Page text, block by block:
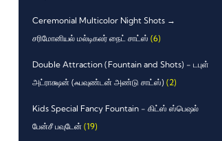
Ceremonial Multicolor Night Shots →
சரிமோனியல் மல்டிகலர் நைட் சாட்ஸ் (6)
Double Attraction (Fountain and Shots) - டபுள்
அட்ராக்ஷன் (ஃபவுண்டன் அண்டு சாட்ஸ்) (2)
Kids Special Fancy Fountain - கிட்ஸ் ஸ்பெஷல்
பேன்சீ பவுடேன் (19)